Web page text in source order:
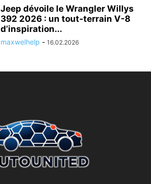
Jeep dévoile le Wrangler Willys
392 2026 : un tout-terrain V-8
d’inspiration...
maxwelhelp - 16.02.2026